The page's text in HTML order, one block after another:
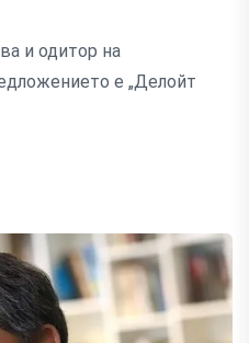
и одитор на
е „Делойт